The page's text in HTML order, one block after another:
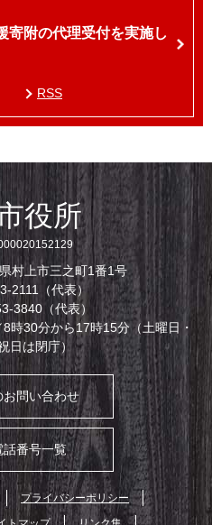
寄附の代理受付を実施し
RSS
役所
村上市三之町1番1号
2111（代表）
3840（代表）
時30分から17時15分（土曜日・
日は閉庁）
お問い合わせ
話番号一覧
プライバシーポリシー